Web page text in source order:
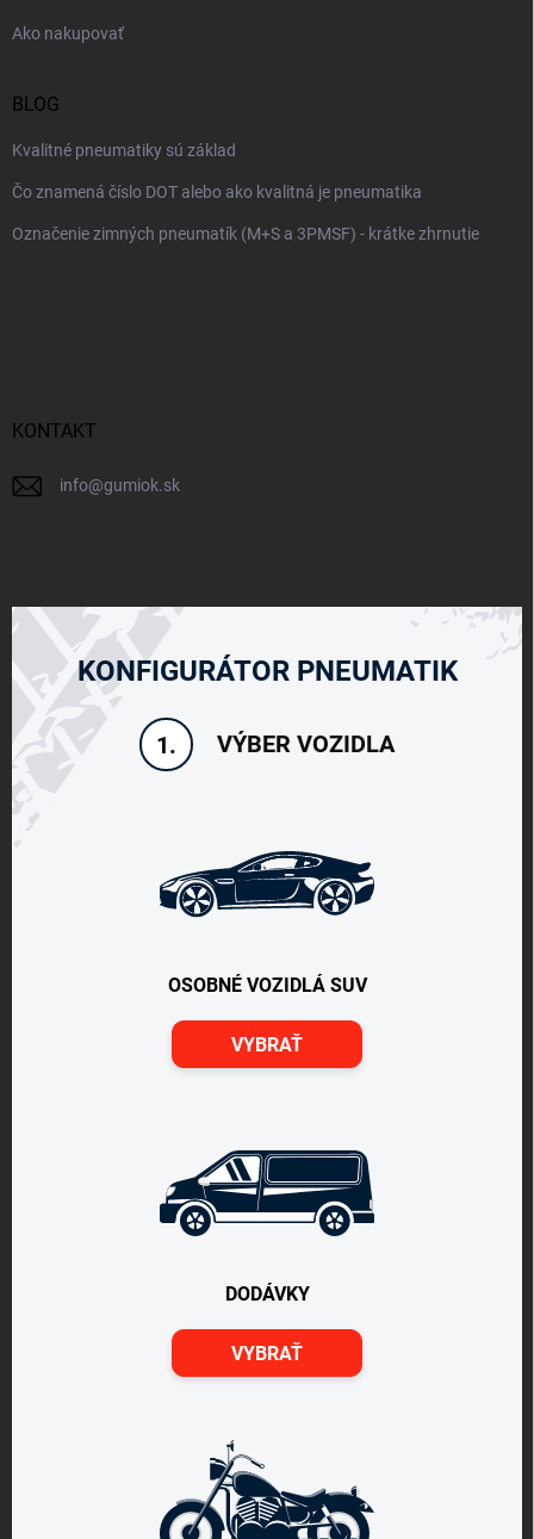
Ako nakupovať
BLOG
Kvalitné pneumatiky sú základ
Čo znamená číslo DOT alebo ako kvalitná je pneumatika
Označenie zimných pneumatík (M+S a 3PMSF) - krátke zhrnutie
KONTAKT
info@gumiok.sk
KONFIGURÁTOR PNEUMATIK
1. VÝBER VOZIDLA
OSOBNÉ VOZIDLÁ SUV
VYBRAŤ
DODÁVKY
VYBRAŤ